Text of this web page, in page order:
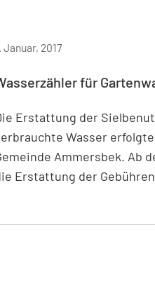
Januar, 2017
für
Erstattung der
Wasser
Ammersbek. Ab
Erstattung der